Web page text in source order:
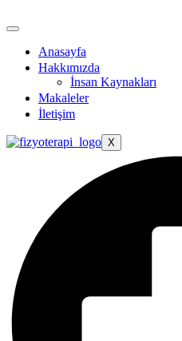
Anasayfa
Hakkımızda
İnsan Kaynakları
Makaleler
İletişim
X